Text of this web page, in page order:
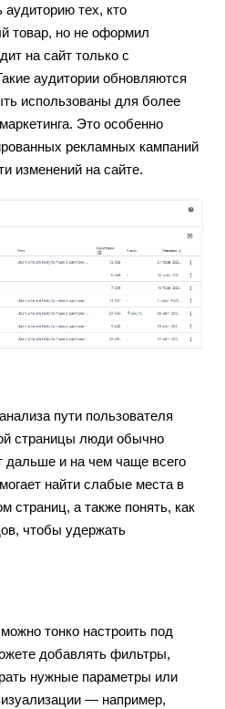
тех, кто
товар, но не оформил
на сайт только с
аудитории обновляются
использованы для более
Это особенно
рекламных кампаний
изменений на сайте.
пути пользователя
страницы люди обычно
дальше и на чем чаще всего
найти слабые места в
страниц, а также понять, как
чтобы удержать
тонко настроить под
добавлять фильтры,
нужные параметры или
— например,